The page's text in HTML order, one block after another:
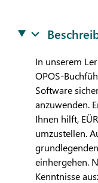
In unserem
OPOS-
Software
anzuwenden.
Ihnen hilft,
umzustellen.
einhergehen.
Kenntnisse